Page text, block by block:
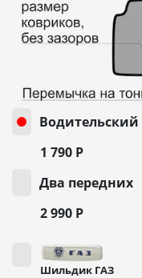
Водительский
1 790 Р
Два передних
2 990 Р
Шильдик ГАЗ